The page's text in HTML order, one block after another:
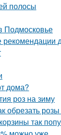
полосы
Подмосковье
дома?
роз на зиму
обрезать
так